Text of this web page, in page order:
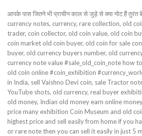
आपके पास जितने भी प्राचीन काल से जुड़े से क्या नोट हैं
currency notes, currency, rare collection, old
trader, coin collector, old coin value, old coin
coin market old coin buyer, old coin for sale
buyer, old currency buyers number, old
currency note value #sale_old_coin_note how
old coin online #coin_exhibition
in India, sell Vaishno Devi coin, sale Tractor
YouTube shots, old currency, real buyer
old money, Indian old money earn online
price many exhibition Coin Museum and old
highest price and sell easily from home if you
or rare note then you can sell it easily in just 5